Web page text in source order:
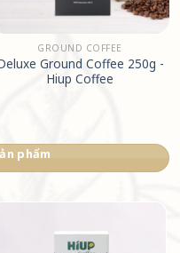
GROUND COFFEE
Ground Coffee 250g -
Hiup Coffee
phẩm